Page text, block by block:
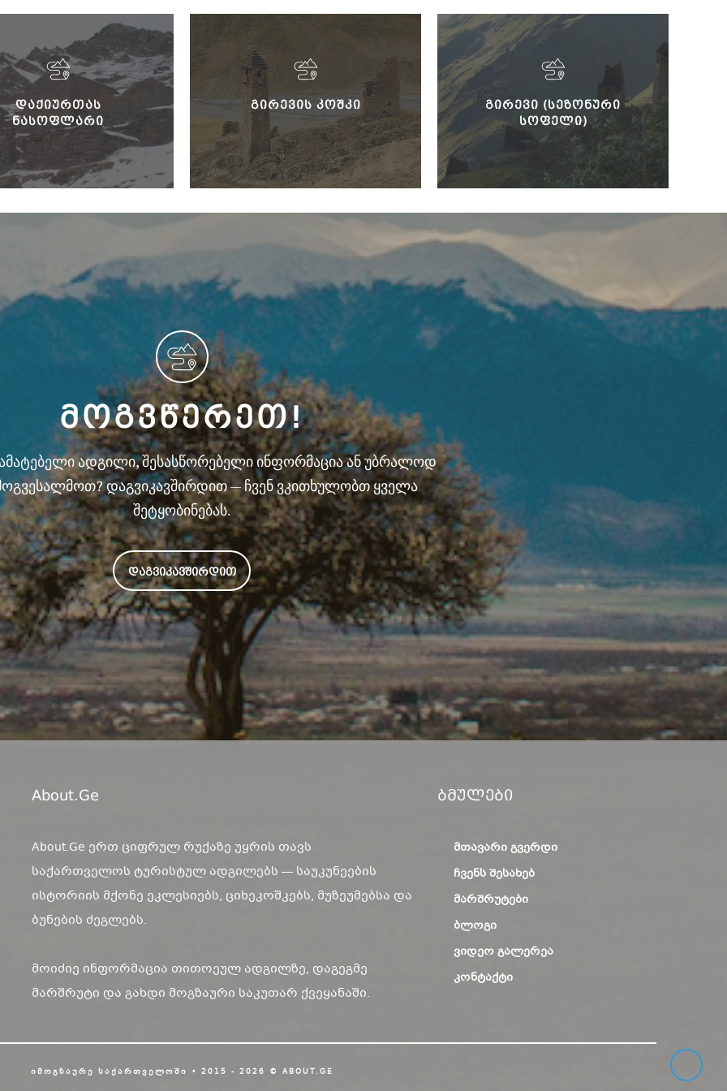
ᲓᲐᲥᲘᲣᲠᲗᲐᲡ
ᲜᲐᲡᲝᲤᲚᲐᲠᲘ
ᲒᲘᲠᲔᲕᲘᲡ ᲙᲝᲨᲙᲘ
ᲒᲘᲠᲔᲕᲘ (ᲡᲔᲖᲝᲜᲣᲠᲘ
ᲡᲝᲤᲔᲚᲘ)
ᲛᲝᲒᲕᲬᲔᲠᲔᲗ!
ადგილი, შესასწორებელი ინფორმაცია ან უბრალოდ
დაგვიკავშირდით — ჩვენ ვკითხულობთ ყველა
შეტყობინებას.
ᲓᲐᲒᲕᲘᲙᲐᲕᲨᲘᲠᲓᲘᲗ
About.ge
About.Ge ერთ ციფრულ რუქაზე უყრის თავს
საქართველოს ტურისტულ ადგილებს — საუკუნეების
ისტორიის მქონე ეკლესიებს, ციხეკოშკებს, მუზეუმებსა და
ბუნების ძეგლებს.
მოიძიე ინფორმაცია თითოეულ ადგილზე, დაგეგმე
მარშრუტი და გახდი მოგზაური საკუთარ ქვეყანაში.
Ბმულები
ᲛᲗᲐᲕᲐᲠᲘ ᲒᲕᲔᲠᲓᲘ
ᲩᲕᲔᲜᲡ ᲨᲔᲡᲐᲮᲔᲑ
ᲛᲐᲠᲨᲠᲣᲢᲔᲑᲘ
ᲑᲚᲝᲒᲘ
ᲕᲘᲓᲔᲝ ᲒᲐᲚᲔᲠᲔᲐ
ᲙᲝᲜᲢᲐᲥᲢᲘ
ᲘᲛᲝᲒᲖᲐᲣᲠᲔ ᲡᲐᲥᲐᲠᲗᲕᲔᲚᲝᲨᲘ • 2015 - 2026 © ABOUT.GE